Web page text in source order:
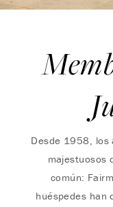
Desde 1958, los
majestuosos
común:
huéspedes han